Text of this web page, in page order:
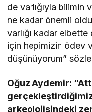
de varlığıyla bilimin
ne kadar önemli
varlığı kadar elbette
için hepimizin ödev
düşünüyorum”
Oğuz Aydemir:
gerçekleştirdiğimiz
arkeolojisindeki